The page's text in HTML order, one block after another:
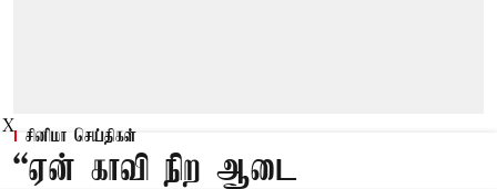
சினிமா செய்திகள்
“ஏன் காவி நிற ஆடை
X